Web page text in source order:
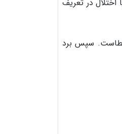
در تعریف
خطاست. سپس برد